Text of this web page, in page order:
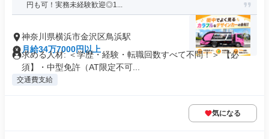
円も可！実務未経験歓迎◎1...
神奈川県横浜市金沢区鳥浜駅
月給34万7000円以上
求める人材: ＜学歴・経験・転職回数すべて不問！＞ 【必
須】・中型免許（AT限定不可...
交通費支給
気になる